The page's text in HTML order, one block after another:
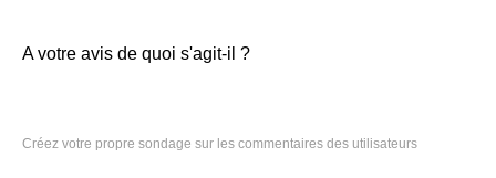
A votre avis de quoi s'agit-il ?
Créez votre propre sondage sur les commentaires des utilisateurs